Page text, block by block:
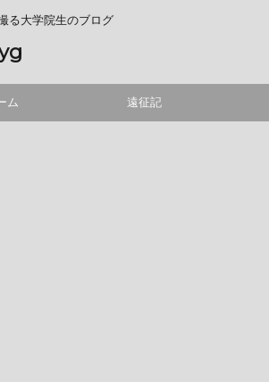
る大学院生のブログ
ム 遠征記